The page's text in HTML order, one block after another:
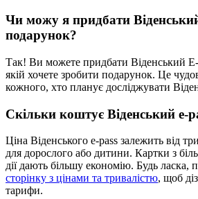
Чи можу я придбати
подарунок?
Так! Ви можете придбати Віденський
якій хочете зробити подарунок. Це
кожного, хто планує досліджувати
Скільки коштує Віденський e-
Ціна Віденського e-pass залежить від
для дорослого або дитини. Картки з
дії дають більшу економію. Будь ласка,
сторінку з цінами та тривалістю, щоб
тарифи.